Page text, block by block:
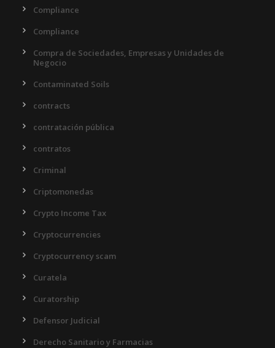
Compliance
Compliance
Compra de Sociedades, Empresas y Unidades de
Negocio
Contaminated Soils
contracts
contratación pública
contratos
Criminal
Criptomonedas
Crypto Income Tax
Cryptocurrencies
Cryptocurrency scam
Curatela
Curatorship
Defensor Judicial
Derecho Sanitario y Farmacias